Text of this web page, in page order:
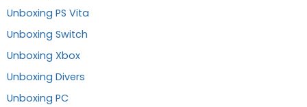
Unboxing PS Vita
Unboxing Switch
Unboxing Xbox
Unboxing Divers
Unboxing PC